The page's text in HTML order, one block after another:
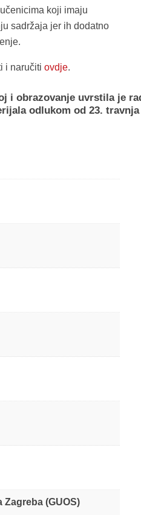
koji imaju
sadržaja jer ih dodatno
i naručiti ovdje.
i obrazovanje uvrstila je
odlukom od 23. travnja
Zagreba (GUOS)